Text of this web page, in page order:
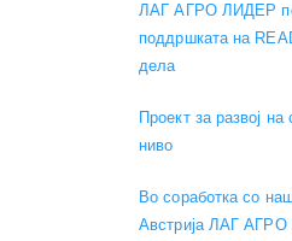
ЛАГ АГРО ЛИДЕР по
поддршката на
дела
Проект за развој
ниво
Во соработка со
Австрија ЛАГ